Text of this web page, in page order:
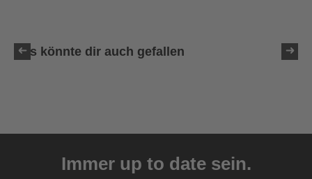
Das könnte dir auch gefallen
1 FarbvariantenImmer up to date sein.